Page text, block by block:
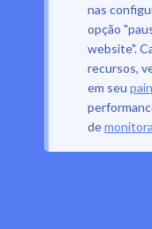
nas
opção
website".
recursos,
em seu
de